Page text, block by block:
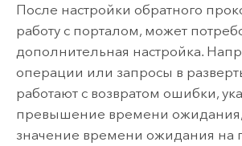
После настройки обратного
работу с порталом, может
дополнительная настройка.
операции или запросы в
работают с возвратом ошибки,
превышение времени
значение времени ожидания на